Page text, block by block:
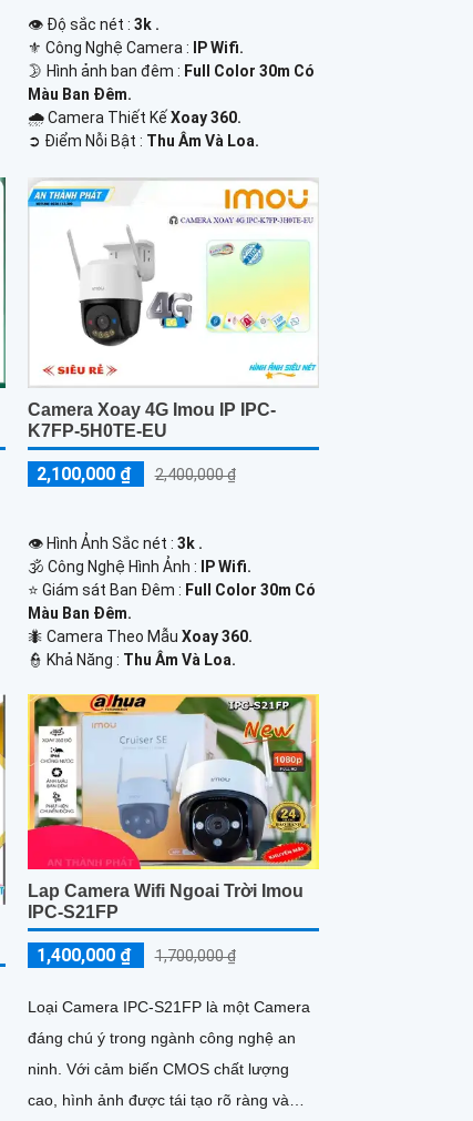
👁 Độ sắc nét : 3k .
⚜️ Công Nghệ Camera :
IP Wifi.
🌛 Hình ảnh ban đêm : Full Color 30m Có
Màu Ban Ðêm.
🌧️ Camera Thiết Kế Xoay 360.
️➲ Điểm Nỗi Bật : Thu Âm Và Loa.
Camera Xoay 4G Imou IP IPC-
K7FP-5H0TE-EU
2,100,000 ₫ 2,400,000 ₫
👁 Hình Ảnh Sắc nét : 3k .
🕉️ Công Nghệ Hình Ảnh :
IP Wifi.
⭐ Giám sát Ban Đêm : Full Color 30m Có
Màu Ban Ðêm.
🐜 Camera Theo Mẫu Xoay 360.
️👮 Khả Năng : Thu Âm Và Loa.
Lap Camera Wifi Ngoai Trời Imou
IPC-S21FP
1,400,000 ₫ 1,700,000 ₫
Loại Camera IPC-S21FP là một Camera
đáng chú ý trong ngành công nghệ an
ninh. Với cảm biến CMOS chất lượng
cao, hình ảnh được tái tạo rõ ràng và